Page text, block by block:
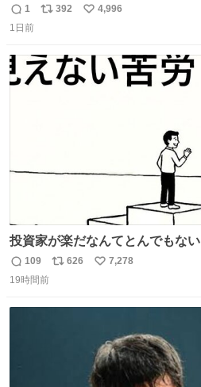
りまんじゅうパイセンが
返
信
1
リ
ト
数
392
い
数
4,996
1日前
投資家が楽だなんてとんでもない
返
信
109
リ
626
い
7,278
19時間前